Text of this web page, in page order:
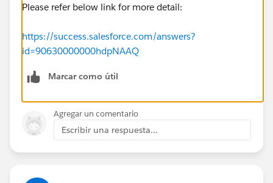
Please refer below link for more detail:
https://success.salesforce.com/answers?
id=90630000000hdpNAAQ
Marcar como útil
Agregar un comentario
Escribir una respuesta...